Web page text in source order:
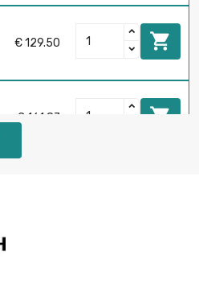
€ 129.50 
€ 161.87 